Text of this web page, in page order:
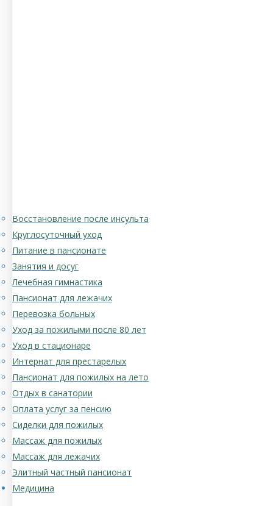
Восстановление после инсульта
Круглосуточный уход
Питание в пансионате
Занятия и досуг
Лечебная гимнастика
Пансионат для лежачих
Перевозка больных
Уход за пожилыми после 80 лет
Уход в стационаре
Интернат для престарелых
Пансионат для пожилых на лето
Отдых в санатории
Оплата услуг за пенсию
Сиделки для пожилых
Массаж для пожилых
Массаж для лежачих
Элитный частный пансионат
Медицина